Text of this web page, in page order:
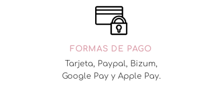
FORMAS DE PAGO
Tarjeta, Paypal, Bizum,
Google Pay y Apple Pay.